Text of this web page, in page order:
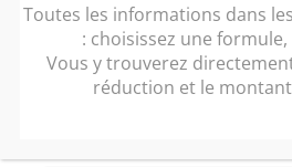
> Télécharger la
Toutes les informations dans
: choisissez une
Vous y trouverez
réduction et le